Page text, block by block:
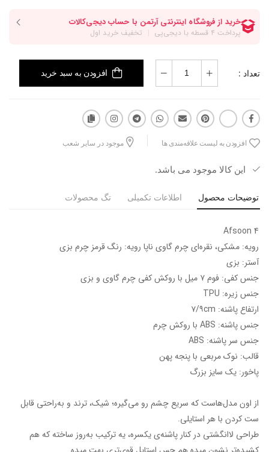
تعداد : افزودن به سبد خرید
افزودن به لیست علاقه‌مندی ها موجود در سایر شعب
این کالا موجود می باشد.
توضیحات محصول اطلاعات تکمیلی تگ محصولات
Afsoon 4
رویه: مشکی، نقره‌ای چرم گاوی ناپا رویه: رنگ قرمز چرم بزی
آستر: بزی
جنس کفی: فوم ۷ میل با روکش کفی چرم گاوی و بزی
جنس زیره: TPU
ارتفاع پاشنه: ۷/۹cm
جنس پاشنه: ABS با روکش چرم
جنس سر پاشنه: ABS
قالب: نوک مربعی با پنجه پهن
پاخور: یک سایز بزرگ
از اون مدل‌هاست که سریع چشم رو می‌گیره؛ شیک، ترند و به‌راحتی قابل
ست کردن با هر استایلی.
طراحی لاانگشتی در کنار پاشنه‌ی یکسره، یه ترکیب به‌روز ساخته که هم